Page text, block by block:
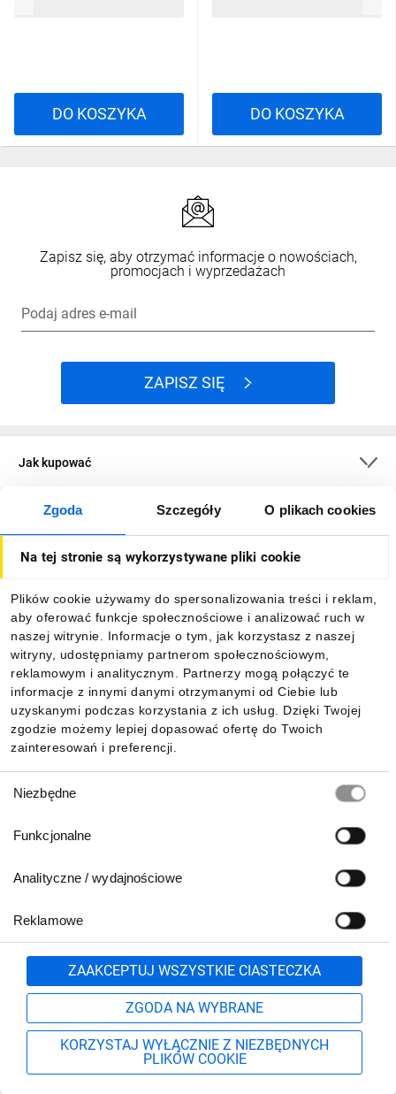
Zgoda Szczegóły O plikach cookies
Na tej stronie są wykorzystywane pliki cookie
Plików cookie używamy do spersonalizowania treści i reklam,
aby oferować funkcje społecznościowe i analizować ruch w
naszej witrynie. Informacje o tym, jak korzystasz z naszej
witryny, udostępniamy partnerom społecznościowym,
reklamowym i analitycznym. Partnerzy mogą połączyć te
informacje z innymi danymi otrzymanymi od Ciebie lub
uzyskanymi podczas korzystania z ich usług. Dzięki Twojej
zgodzie możemy lepiej dopasować ofertę do Twoich
zainteresowań i preferencji.
zgody
Niezbędne
Funkcjonalne
Analityczne / wydajnościowe
Reklamowe
ZAAKCEPTUJ WSZYSTKIE CIASTECZKA
ZGODA NA WYBRANE
KORZYSTAJ WYŁĄCZNIE Z NIEZBĘDNYCH
PLIKÓW COOKIE
DO KOSZYKA DO KOSZYKA
Zapisz się, aby otrzymać informacje o nowościach,
promocjach i wyprzedażach
Podaj adres e-mail
ZAPISZ SIĘ
Jak kupować
O firmie
Informacje
Pobierz naszą aplikację mobilną:
801 500 700 lub
71 37 61 600
Formularz kontaktowy